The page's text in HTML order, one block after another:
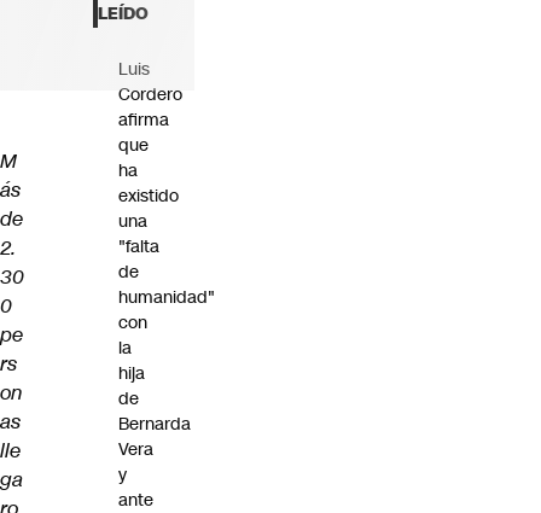
M
ás
de
2.
30
0
pe
rs
on
as
lle
ga
LEÍDO
Luis
Cordero
afirma
que
ha
existido
una
"falta
de
humanidad"
con
la
hija
de
Bernarda
Vera
y
ante